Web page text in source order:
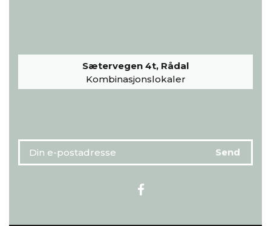
Sætervegen 4t, Rådal
Kombinasjonslokaler